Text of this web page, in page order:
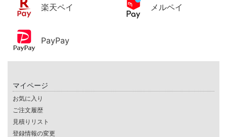
楽天ペイ メルペイ
PayPay
マイページ
お気に入り
ご注文履歴
見積りリスト
登録情報の変更